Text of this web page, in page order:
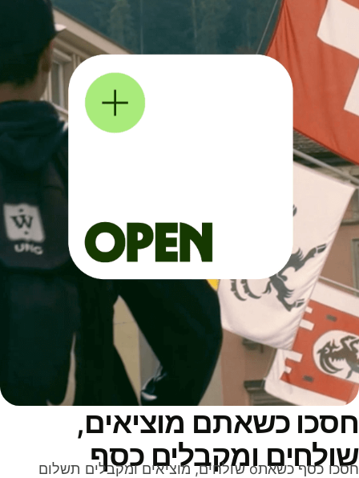
כשאתם מוציאים,
ומקבלים כסף
חסכו כסף כשאתo שולחים, מוציאים ומקבלים תשלום